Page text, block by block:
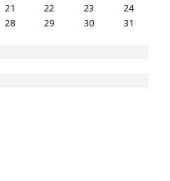
21 22 23
24
28 29 30 31